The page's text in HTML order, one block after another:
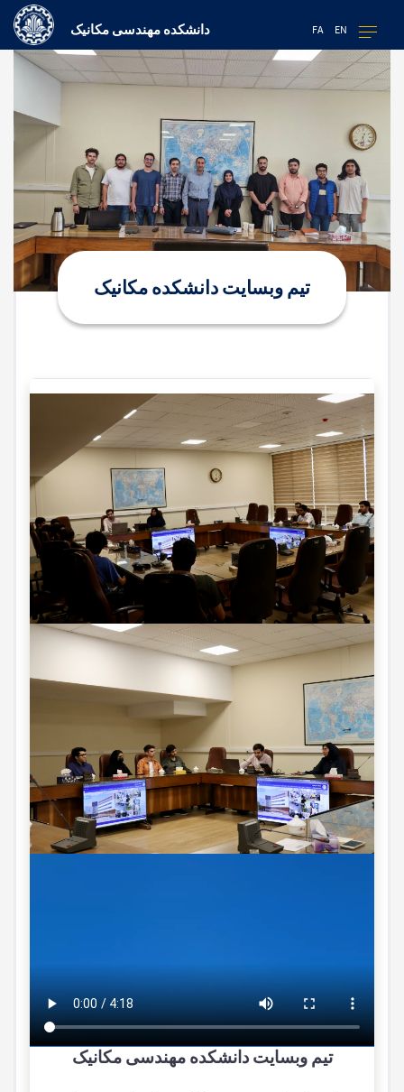
FA EN دانشکده مهندسی مکانیک
تیم وبسایت دانشکده مکانیک
تیم وبسایت دانشکده مهندسی مکانیک